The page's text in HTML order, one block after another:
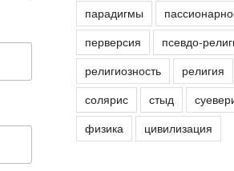
парадигмы
перверсия
псевдо-
религиозность
религия
солярис
стыд
физика
цивилизация